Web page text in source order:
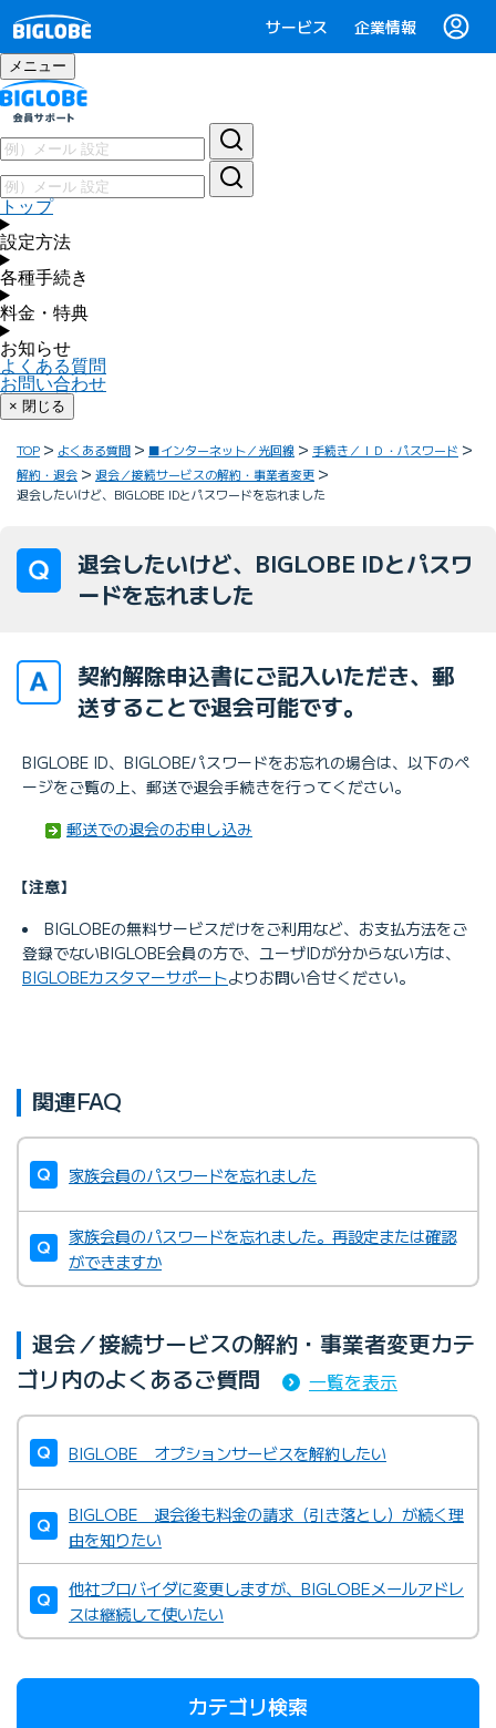
サービス 企業情報
メニュー
トップ
設定方法
各種手続き
料金・特典
お知らせ
よくある質問
お問い合わせ
× 閉じる
TOP よくある質問 ■インターネット／光回線
手続き／ＩＤ・パスワード
解約・退会
退会／接続サービスの解約・事業者変更
退会したいけど、BIGLOBE IDとパスワードを忘れました
退会したいけど、BIGLOBE IDとパスワ
ードを忘れました
契約解除申込書にご記入いただき、郵
送することで退会可能です。
BIGLOBE ID、BIGLOBEパスワードをお忘れの場合は、以下のペ
ージをご覧の上、郵送で退会手続きを行ってください。
郵送での退会のお申し込み
【注意】
BIGLOBEの無料サービスだけをご利用など、お支払方法をご
登録でないBIGLOBE会員の方で、ユーザIDが分からない方は、
BIGLOBEカスタマーサポートよりお問い合せください。
関連FAQ
家族会員のパスワードを忘れました
家族会員のパスワードを忘れました。再設定または確認
ができますか
退会／接続サービスの解約・事業者変更カテ
ゴリ内のよくあるご質問
一覧を表示
BIGLOBE オプションサービスを解約したい
BIGLOBE 退会後も料金の請求（引き落とし）が続く理
由を知りたい
他社プロバイダに変更しますが、BIGLOBEメールアドレ
スは継続して使いたい
カテゴリ検索